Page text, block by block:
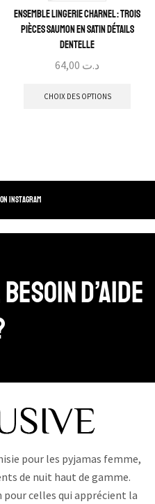
Ensemble Lingerie Charnel : Trois
pièces saumon en satin détails
dentelle
د.ت
CHOIX DES OPTIONS
instagram
d’aide
pour les pyjamas femme,
de nuit haut de gamme.
celles qui apprécient la